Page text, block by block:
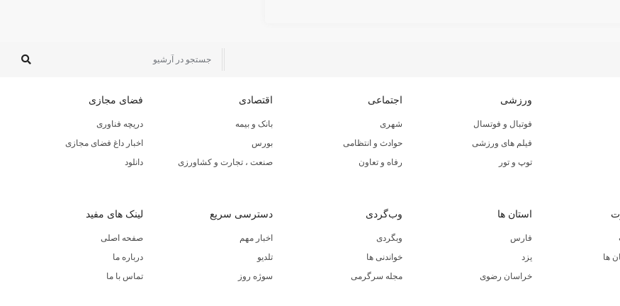
ورزشی
فوتبال و فوتسال
فیلم های ورزشی
توپ و تور
اجتماعی
شهری
حوادث و انتظامی
رفاه و تعاون
اقتصادی
بانک و بیمه
بورس
صنعت ، تجارت و کشاورزی
فضای مجازی
دریچه فناوری
اخبار داغ فضای مجازی
دانلود
ها
استان ها
فارس
یزد
خراسان رضوی
وب‌گردی
وبگردی
خواندنی ها
مجله سرگرمی
دسترسی سریع
اخبار مهم
تلدیو
سوژه روز
لینک های مفید
صفحه اصلی
درباره ما
تماس با ما